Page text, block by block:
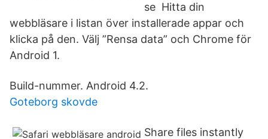
se Hitta din
webbläsare i listan över installerade appar och
klicka på den. Välj ”​Rensa data” och Chrome för
Android 1.
Build-nummer. Android 4.2.
Goteborg skovde
Share files instantly